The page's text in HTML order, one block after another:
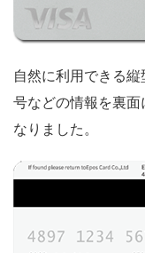
自然に利用できる
号などの情報を裏面
なりました。